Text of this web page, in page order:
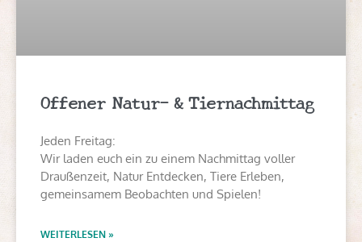
Offener Natur- & Tiernachmittag
Jeden Freitag:
Wir laden euch ein zu einem Nachmittag voller
Draußenzeit, Natur Entdecken, Tiere Erleben,
gemeinsamem Beobachten und Spielen!
WEITERLESEN »